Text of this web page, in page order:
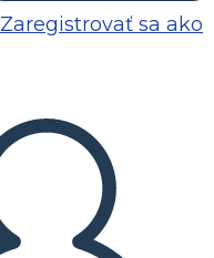
Zaregistrovať sa ako